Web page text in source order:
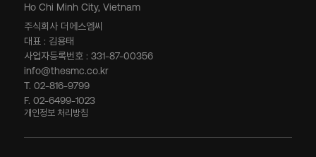
Ho Chi Minh City, Vietnam
주식회사 더에스엠씨
대표 : 김용태
사업자등록번호 : 331-87-00356
info@thesmc.co.kr
T. 02-816-9799
F. 02-6499-1023
개인정보 처리방침